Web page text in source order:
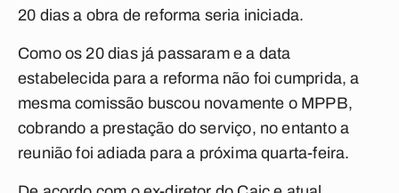
20 dias a obra de reforma seria iniciada.
Como os 20 dias já passaram e a data
estabelecida para a reforma não foi cumprida, a
mesma comissão buscou novamente o MPPB,
cobrando a prestação do serviço, no entanto a
reunião foi adiada para a próxima quarta-feira.